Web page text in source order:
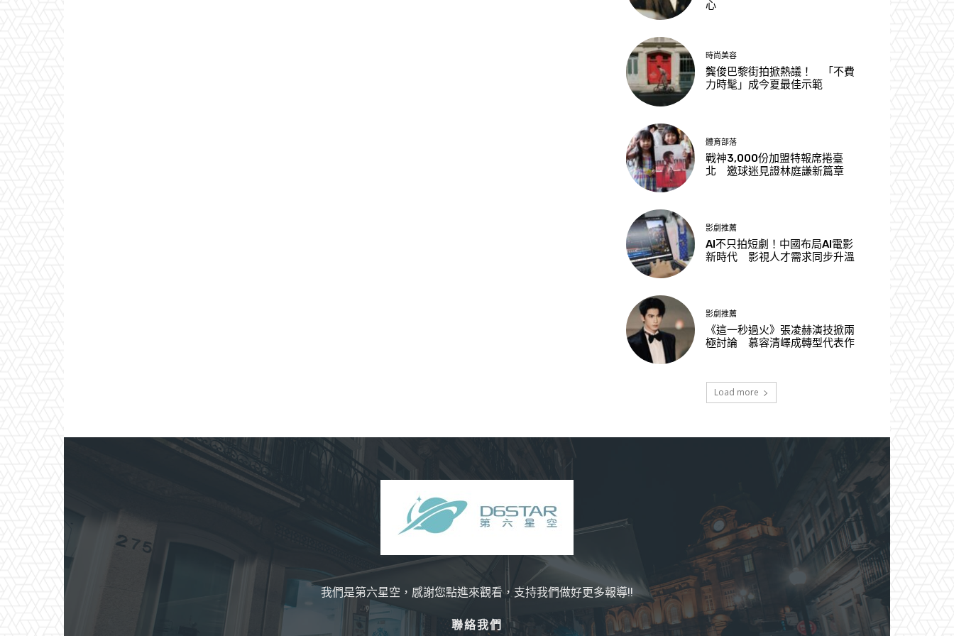
心
時尚美容
龔俊巴黎街拍掀熱議！ 「不費
力時髦」成今夏最佳示範
體育部落
戰神3,000份加盟特報席捲臺
北 邀球迷見證林庭謙新篇章
影劇推薦
AI不只拍短劇！中國布局AI電影
新時代 影視人才需求同步升溫
影劇推薦
《這一秒過火》張凌赫演技掀兩
極討論 慕容清嶧成轉型代表作
Load more
我們是第六星空，感謝您點進來觀看，支持我們做好更多報導!!
聯絡我們